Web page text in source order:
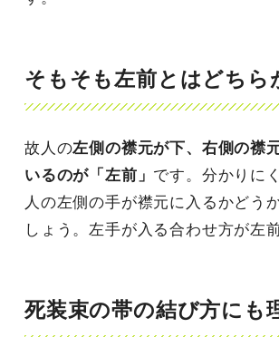
そもそも左前とはどちら
故人の左側の襟元が下、右側の襟
いるのが「左前」 です。分かりに
人の左側の手が襟元に入るかどう
しょう。左手が入る合わせ方が左
死装束の帯の結び方にも